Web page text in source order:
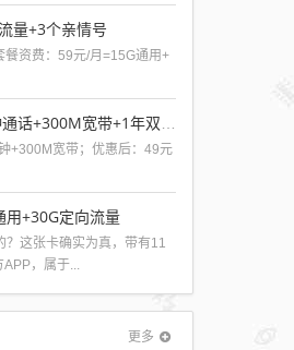
量+3个亲情号
资费：59元/月=15G通用+
+300M宽带；优惠后：49元
+30G定向流量
？这张卡确实为真，带有11
，属于...
更多